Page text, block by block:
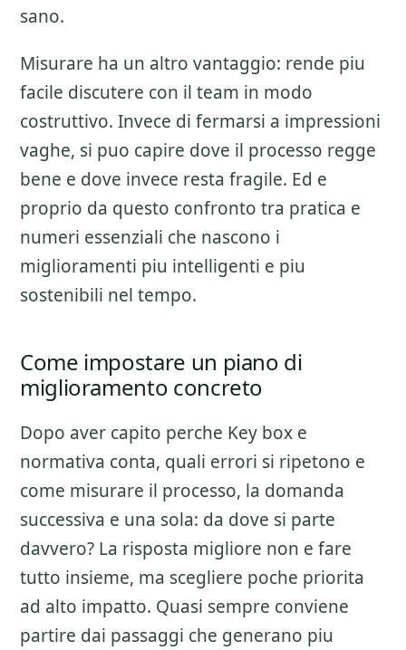
sano.
Misurare ha un altro vantaggio: rende piu
facile discutere con il team in modo
costruttivo. Invece di fermarsi a impressioni
vaghe, si puo capire dove il processo regge
bene e dove invece resta fragile. Ed e
proprio da questo confronto tra pratica e
numeri essenziali che nascono i
miglioramenti piu intelligenti e piu
sostenibili nel tempo.
Come impostare un piano di
miglioramento concreto
Dopo aver capito perche Key box e
normativa conta, quali errori si ripetono e
come misurare il processo, la domanda
successiva e una sola: da dove si parte
davvero? La risposta migliore non e fare
tutto insieme, ma scegliere poche priorita
ad alto impatto. Quasi sempre conviene
partire dai passaggi che generano piu